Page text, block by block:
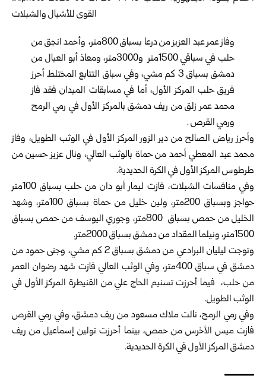
وفاز عمر عبد العزيز من درعا بسباق 800متر، وأحمد انجق من
حلب في سباقي 1500متر و3000متر، ومعاذ أبو العيال من
دمشق بسباق 3 كم مشي، وفي سباق التتابع المختلط أحرز
فريق حلب المركز الأول، أما في مسابقات الميدان فقد فاز
محمد عمر زلق من ريف دمشق بالمركز الأول في رمي الرمح
ورمي القرص .
وأحرز رياض الصالح من دير الزور المركز الأول في الوثب الطويل، وفاز
محمد عبد المعطي أحمد من حماة بالوثب العالي، ونال عزيز حسين من
طرطوس المركز الأول في الكرة الحديدية.
وفي منافسات الشبلات، فازت ليمار أبو دان من حلب بسباق 100متر
حواجز وبسباق 200متر، ولين خليل من حماة بسباق 100متر، وشهد
الخليل من حمص بسباق 800متر، وجوري اليوسف من حمص بسباق
1500متر، ونيلما المقداد من دمشق بسباق 2000متر.
وتوجت ليليان البرادعي من دمشق بسباق 2 كم مشي، وجنى حمود من
دمشق في سباق 400متر، وفي الوثب العالي فازت شهد رضوان العمر
من حلب، فيما أحرزت تسنيم الحاج علي من القنيطرة المركز الأول في
الوثب الطويل.
وفي رمي الرمح، نالت ملاك مسعود من ريف دمشق، وفي رمي القرص
فازت ميس الأخرس من حمص، بينما أحرزت تولين إسماعيل من ريف
دمشق المركز الأول في الكرة الحديدية.